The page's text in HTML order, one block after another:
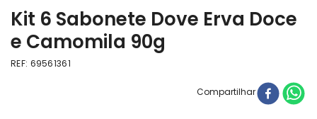
Kit 6 Sabonete Dove Erva Doce
e Camomila 90g
REF: 69561361
Compartilhar